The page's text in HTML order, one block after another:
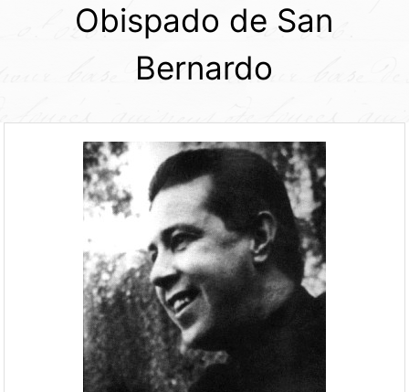
Obispado de San
Bernardo